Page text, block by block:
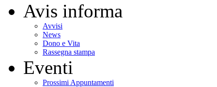
Avis informa
Avvisi
News
Dono e Vita
Rassegna stampa
Eventi
Prossimi Appuntamenti